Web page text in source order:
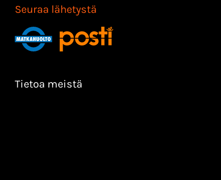
Seuraa lähetystä
Tietoa meistä